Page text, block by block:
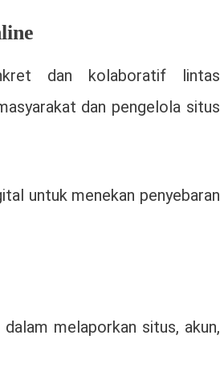
dan kolaboratif lintas
dan pengelola situs
untuk menekan penyebaran
melaporkan situs, akun,